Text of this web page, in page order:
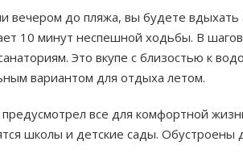
вечером до пляжа, вы будете
10 минут неспешной ходьбы. В
Это вкупе с близостью к
вариантом для отдыха летом.
все для комфортной
школы и детские сады. Обустроены